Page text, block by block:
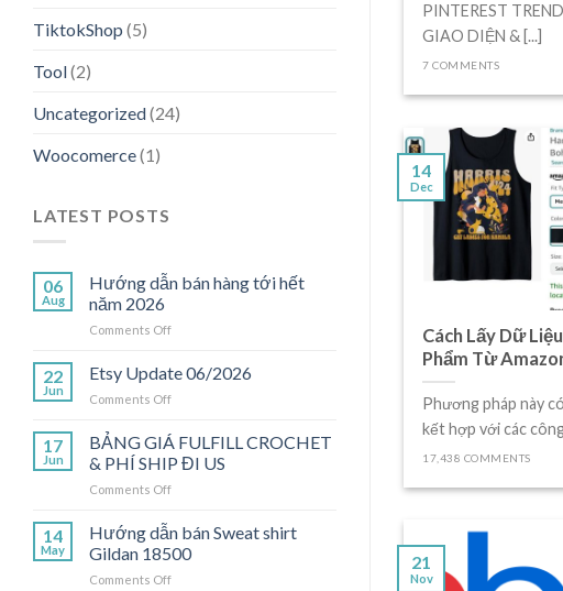
TiktokShop (5)
Tool(2)
Uncategorized(24)
Woocomerce(1)
LATEST POSTS
06
Aug
Hướng dẫn bán hàng tới hết
năm 2026
Comments Offon
dẫn
hết
năm
22
Jun
Etsy Update 06/2026
Comments Offon
Update
06/2026
17
Jun
BẢNG GIÁ FULFILL CROCHET
& PHÍ SHIP ĐI US
Comments Offon
GIÁ
CROCHET
&
14
May
Hướng dẫn bán Sweat shirt
Gildan 18500
Comments Offon
PINTEREST
GIAO DIỆN & [...]
7 COMMENTS
Cách Lấy Dữ
Phẩm Từ
Phương pháp này
kết hợp với các
17,438 COMMENTS
14
Dec
21
Nov